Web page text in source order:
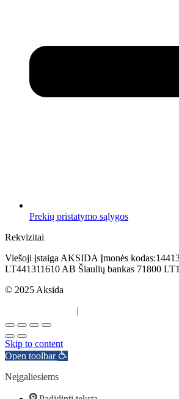
Prekių pristatymo sąlygos
Rekvizitai
Viešoji įstaiga AKSIDA Įmonės
LT441311610 AB Šiaulių bankas 71800
© 2025 Aksida
|
Skip to content
Open toolbar
Neįgaliesiems